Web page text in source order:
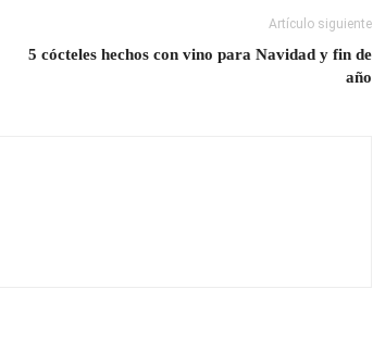
Artículo siguiente
5 cócteles hechos con vino para Navidad y fin de
año